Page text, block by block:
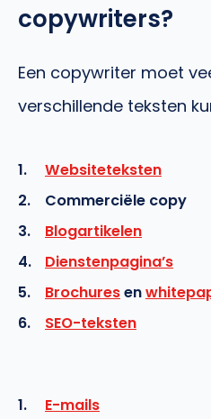
copywriters?
Een copywriter moet
verschillende teksten
Websiteteksten
Commerciële copy
Blogartikelen
Dienstenpagina’s
Brochuresen
SEO-teksten
E-mails